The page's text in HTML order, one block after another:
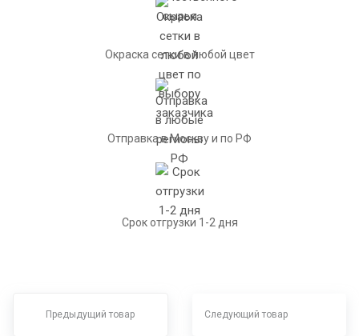
Окраска сетки в любой цвет
Отправка в Москву и по РФ
Срок отгрузки 1-2 дня
Предыдущий товар Следующий товар